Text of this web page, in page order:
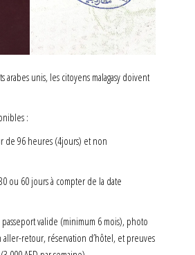
arabes unis, les citoyens malagasy doivent
:
de 96 heures (4jours) et non
ou 60 jours à compter de la date
valide (minimum 6 mois), photo
aller-retour, réservation d’hôtel, et preuves